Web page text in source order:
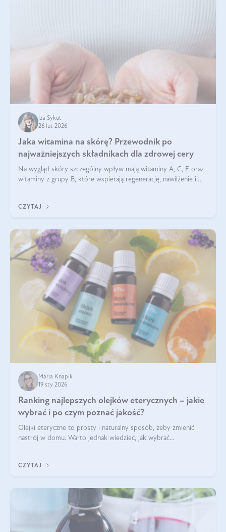
Iza Sykut
26 lut 2026
Jaka witamina na skórę? Przewodnik po
najważniejszych składnikach dla zdrowej cery
Na wygląd skóry szczególny wpływ mają witaminy A, C, E oraz
witaminy z grupy B, które wspierają regenerację, nawilżenie i
CZYTAJ
Maria Knapik
19 sty 2026
Ranking najlepszych olejków eterycznych – jakie
wybrać i po czym poznać jakość?
Olejki eteryczne to prosty i naturalny sposób, żeby zmienić
nastrój w domu. Warto jednak wiedzieć, jak wybrać
kryteria wyboru!
CZYTAJ